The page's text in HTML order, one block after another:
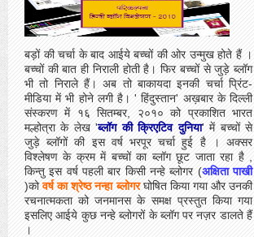
बड़ों की चर्चा के बाद आईये बच्चों की ओर उन्मुख होते हैं ।
बच्चों की बात ही निराली होती है। फिर बच्चों से जुड़े ब्लॉग
भी तो निराले हैं। अब तो बाकायदा इनकी चर्चा प्रिंट-
मीडिया में भी होने लगी है। ' हिंदुस्तान' अख़बार के दिल्ली
संस्करण में १६ सितम्बर, २०१० को प्रकाशित भारत
मल्होत्रा के लेख 'ब्लॉग की क्रिएटिव दुनिया' में बच्चों से
जुड़े ब्लॉगों की इस वर्ष भरपूर चर्चा हुई है । अक्सर
विश्लेषण के क्रम में बच्चों का ब्लॉग छूट जाता रहा है ,
किन्तु इस वर्ष पहली बार किसी नन्हे ब्लोगर (अक्षिता पाखी
)कोवर्ष का श्रेष्ठ नन्हा ब्लोगरघोषित किया गया और उनकी
रचनात्मकता को जनमानस के समक्ष प्रस्तुत किया गया
इसलिए आईये कुछ नन्हे ब्लोगरों के ब्लॉग पर नज़र डालते हैं
।